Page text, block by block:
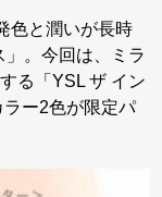
色と潤いが長時
。今回は、ミラ
る「YSL ザ イン
ー2色が限定パ